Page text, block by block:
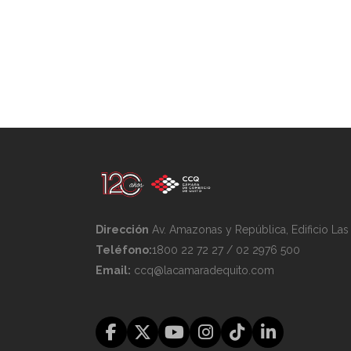
Dirección Av. Amazonas y República, Edificio Las
Teléfono:1800 22 72 27 / 02 2976 500
Email: ccq@lacamaradequito.com